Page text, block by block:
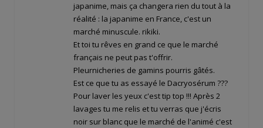
japanime, mais ça changera rien du tout à la
réalité : la japanime en France, c'est un
marché minuscule. rikiki.
Et toi tu rêves en grand ce que le marché
français ne peut pas t'offrir.
Pleurnicheries de gamins pourris gâtés.
Est ce que tu as essayé le Dacryosérum ???
Pour laver les yeux c'est tip top !!! Après 2
lavages tu me relis et tu verras que j'écris
noir sur blanc que le marché de l'animé c'est